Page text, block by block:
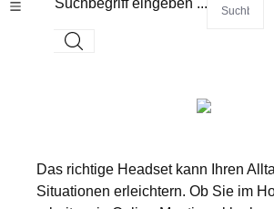
Suchbegriff eingeben ...
Das richtige Headset kann Ihren
Situationen erleichtern. Ob Sie im